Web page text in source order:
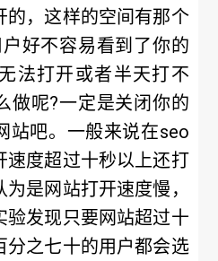
的，这样的空间有那个
好不容易看到了你的
法打开或者半天打不
做呢?一定是关闭你的
站吧。一般来说在seo
速度超过十秒以上还打
是网站打开速度慢，
验发现只要网站超过十
分之七十的用户都会选